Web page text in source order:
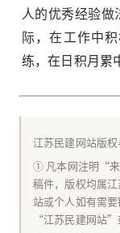
人的优秀经验做
际，在工作中
练，在日积月累
江苏民建网站版权
① 凡本网注明“来
稿件，版权均属
站或个人如有需
“江苏民建网站”